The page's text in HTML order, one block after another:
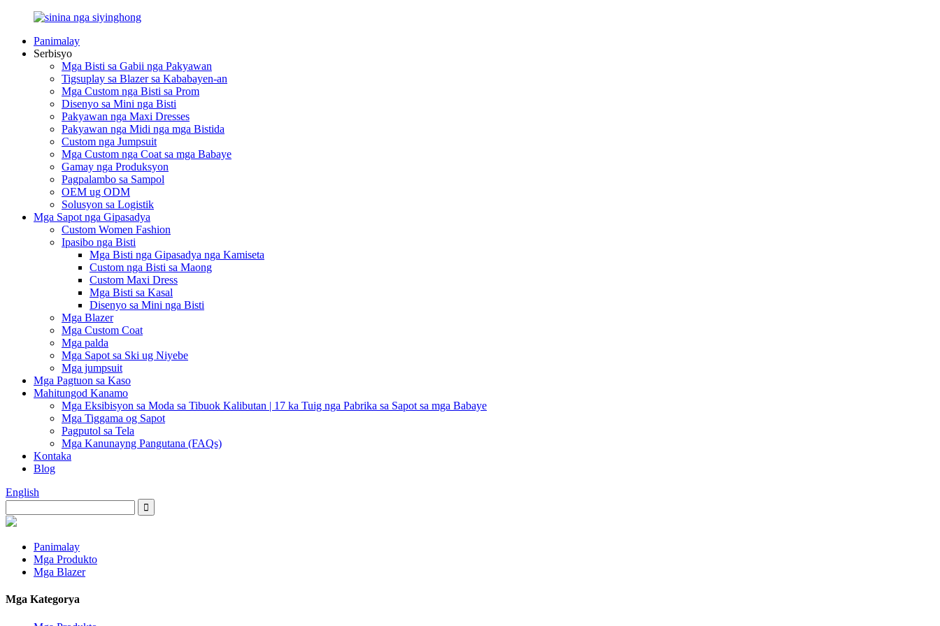
Panimalay
Serbisyo
Mga Bisti sa Gabii nga Pakyawan
Tigsuplay sa Blazer sa Kababayen-an
Mga Custom nga Bisti sa Prom
Disenyo sa Mini nga Bisti
Pakyawan nga Maxi Dresses
Pakyawan nga Midi nga mga Bistida
Custom nga Jumpsuit
Mga Custom nga Coat sa mga Babaye
Gamay nga Produksyon
Pagpalambo sa Sampol
OEM ug ODM
Solusyon sa Logistik
Mga Sapot nga Gipasadya
Custom Women Fashion
Ipasibo nga Bisti
Mga Bisti nga Gipasadya nga Kamiseta
Custom nga Bisti sa Maong
Custom Maxi Dress
Mga Bisti sa Kasal
Disenyo sa Mini nga Bisti
Mga Blazer
Mga Custom Coat
Mga palda
Mga Sapot sa Ski ug Niyebe
Mga jumpsuit
Mga Pagtuon sa Kaso
Mahitungod Kanamo
Mga Eksibisyon sa Moda sa Tibuok Kalibutan | 17 ka Tuig nga Pabrika sa Sapot sa mga Babaye
Mga Tiggama og Sapot
Pagputol sa Tela
Mga Kanunayng Pangutana (FAQs)
Kontaka
Blog
English
Panimalay
Mga Produkto
Mga Blazer
Mga Kategorya